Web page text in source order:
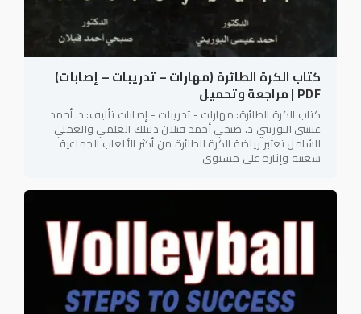
كتاب الكرة الطائرة (مهارات – تدريبات – إصابات)
PDF | مراجعة وتحميل
كتاب الكرة الطائرة: مهارات - تدريبات - إصابات تأليف: د. أحمد
عيسى البوريني د. صبحي أحمد قبلان دليلك العلمي والعملي
الشامل تعتبر رياضة الكرة الطائرة من أكثر الألعاب الجماعية
شعبية وإثارة على مستوى